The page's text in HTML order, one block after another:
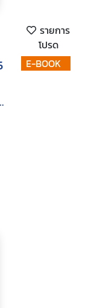
รายการ
โปรด
E-BOOK